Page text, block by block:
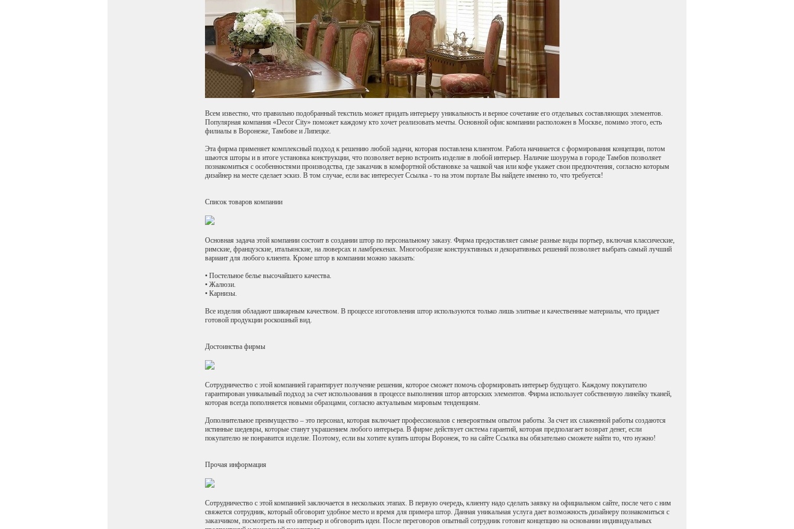
Всем известно, что правильно подобранный текстиль может придать интерьеру уникальность и верное сочетание его отдельных составляющих элементов.
Популярная компания «Decor City» поможет каждому кто хочет реализовать мечты. Основной офис компании расположен в Москве, помимо этого, есть
филиалы в Воронеже, Тамбове и Липецке.
Эта фирма применяет комплексный подход к решению любой задачи, которая поставлена клиентом. Работа начинается с формирования концепции, потом
шьются шторы и в итоге установка конструкции, что позволяет верно встроить изделие в любой интерьер. Наличие шоурума в городе Тамбов позволяет
познакомиться с особенностями производства, где заказчик в комфортной обстановке за чашкой чая или кофе укажет свои предпочтения, согласно которым
дизайнер на месте сделает эскиз. В том случае, если вас интересует Ссылка - то на этом портале Вы найдете именно то, что требуется!
Список товаров компании
Основная задача этой компании состоит в создании штор по персональному заказу. Фирма предоставляет самые разные виды портьер, включая классические,
римские, французские, итальянские, на люверсах и ламбрекенах. Многообразие конструктивных и декоративных решений позволяет выбрать самый лучший
вариант для любого клиента. Кроме штор в компании можно заказать:
• Постельное белье высочайшего качества.
• Жалюзи.
• Карнизы.
Все изделия обладают шикарным качеством. В процессе изготовления штор используются только лишь элитные и качественные материалы, что придает
готовой продукции роскошный вид.
Достоинства фирмы
Сотрудничество с этой компанией гарантирует получение решения, которое сможет помочь сформировать интерьер будущего. Каждому покупателю
гарантирован уникальный подход за счет использования в процессе выполнения штор авторских элементов. Фирма использует собственную линейку тканей,
которая всегда пополняется новыми образцами, согласно актуальным мировым тенденциям.
Дополнительное преимущество – это персонал, которая включает профессионалов с невероятным опытом работы. За счет их слаженной работы создаются
истинные шедевры, которые станут украшением любого интерьера. В фирме действует система гарантий, которая предполагает возврат денег, если
покупателю не понравится изделие. Поэтому, если вы хотите купить шторы Воронеж, то на сайте Ссылка вы обязательно сможете найти то, что нужно!
Прочая информация
Сотрудничество с этой компанией заключается в нескольких этапах. В первую очередь, клиенту надо сделать заявку на официальном сайте, после чего с ним
свяжется сотрудник, который обговорит удобное место и время для примера штор. Данная уникальная услуга дает возможность дизайнеру познакомиться с
заказчиком, посмотреть на его интерьер и обговорить идеи. После переговоров опытный сотрудник готовит концепцию на основании индивидуальных